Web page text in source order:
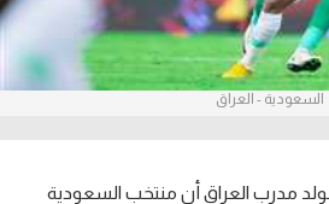
السعودية - العراق
مدرب العراق أن منتخب السعودية